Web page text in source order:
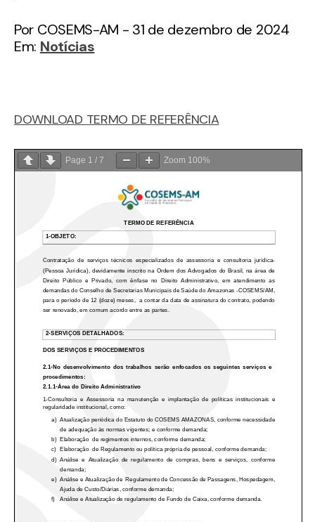
Por COSEMS-AM - 31 de dezembro de 2024
Em: Notícias
DOWNLOAD TERMO DE REFERÊNCIA
Page 1 / 7 Zoom 100%